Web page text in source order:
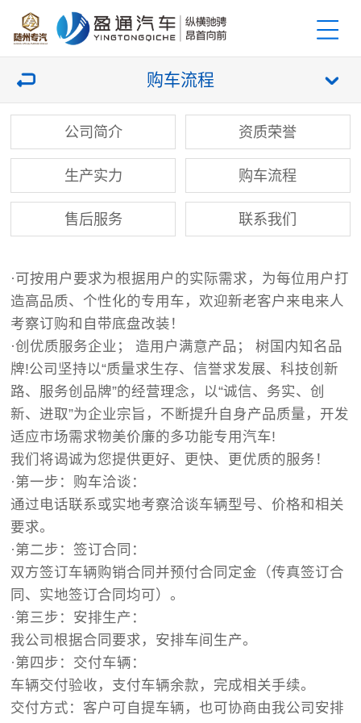
购车流程
公司简介 资质荣誉
生产实力 购车流程
售后服务 联系我们
·可按用户要求为根据用户的实际需求，为每位用户打
造高品质、个性化的专用车，欢迎新老客户来电来人
考察订购和自带底盘改装！
·创优质服务企业； 造用户满意产品； 树国内知名品
牌!公司坚持以“质量求生存、信誉求发展、科技创新
路、服务创品牌”的经营理念，以“诚信、务实、创
新、进取”为企业宗旨，不断提升自身产品质量，开发
适应市场需求物美价廉的多功能专用汽车!
我们将谒诚为您提供更好、更快、更优质的服务！
·第一步：购车洽谈：
通过电话联系或实地考察洽谈车辆型号、价格和相关
要求。
·第二步：签订合同：
双方签订车辆购销合同并预付合同定金（传真签订合
同、实地签订合同均可）。
·第三步：安排生产：
我公司根据合同要求，安排车间生产。
·第四步：交付车辆：
车辆交付验收，支付车辆余款，完成相关手续。
交付方式：客户可自提车辆，也可协商由我公司安排